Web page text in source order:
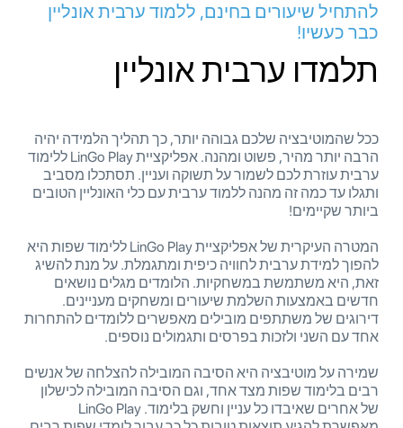
להתחיל שיעורים בחינם, ללמוד ערבית אונליין
כבר כעשיו!
תלמדו ערבית אונליין
ככל שהמוטיבציה שלכם גבוהה יותר, כך תהליך הלמידה יהיה
הרבה יותר מהיר, פשוט ומהנה. אפליקציית LinGo Play ללימוד
ערבית עוזרת לכם לשמור על תשוקה ועניין. תסתכלו מסביב
ותגלו עד כמה זה מהנה ללמוד ערבית עם כלי האונליין הטובים
ביותר שקיימים!
המטרה העיקרית של אפליקציית LinGo Play ללימוד שפות היא
להפוך למידת ערבית לחוויה כיפית ומתגמלת. על מנת להשיג
זאת, היא משתמשת במשחקיות. הלומדים מגלים נושאים
חדשים באמצעות השלמת שיעורים ומשחקים מעניינים.
דירוגים של משתתפים מובילים מאפשרים ללומדים להתחרות
אחד עם השני ולזכות בפרסים ותגמולים נוספים.
שמירה על מוטיבציה היא הסיבה המובילה להצלחה של אנשים
רבים בלימוד שפות מצד אחד, וגם הסיבה המובילה לכישלון
של אחרים שאיבדו כל עניין וחשק בלימוד. LinGo Play